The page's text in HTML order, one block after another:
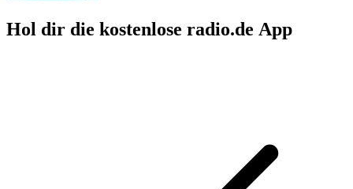
Hol dir die kostenlose radio.de App